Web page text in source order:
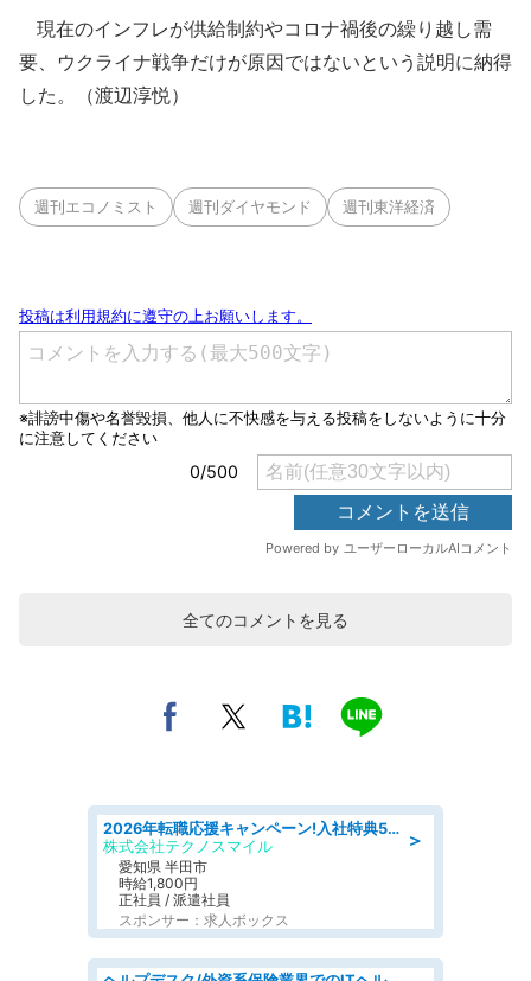
現在のインフレが供給制約やコロナ禍後の繰り越し需
要、ウクライナ戦争だけが原因ではないという説明に納得
した。（渡辺淳悦）
週刊エコノミスト 週刊ダイヤモンド 週刊東洋経済
全てのコメントを見る
＞
2026年転職応援キャンペーン!入社特典58万円/デンソーで働こう!自動車工場で小型部品の検査業務 denso aichi
株式会社テクノスマイル
愛知県 半田市
時給1,800円
正社員 / 派遣社員
スポンサー：求人ボックス